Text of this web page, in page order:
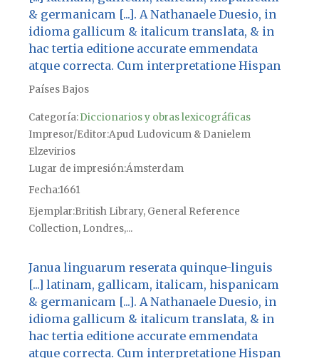
& germanicam [...]. A Nathanaele Duesio, in
idioma gallicum & italicum translata, & in
hac tertia editione accurate emmendata
atque correcta. Cum interpretatione Hispan
Países Bajos
Categoría:Diccionarios y obras lexicográficas
Impresor/Editor Apud Ludovicum & Danielem
Elzevirios
Lugar de impresiónÁmsterdam
Fecha1661
Ejemplar British Library, General Reference
Collection, Londres,...
Janua linguarum reserata quinque-linguis
[...] latinam, gallicam, italicam, hispanicam
& germanicam [...]. A Nathanaele Duesio, in
idioma gallicum & italicum translata, & in
hac tertia editione accurate emmendata
atque correcta. Cum interpretatione Hispan